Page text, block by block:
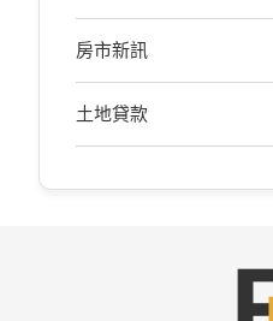
房市新訊
土地貸款